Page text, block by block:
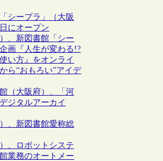
シープラ」（大阪
にオープン
、新図書館「シー
画『人生が変わる!?
い方』をオンライ
ら“おもろい”アイデ
（大阪府）、「河
ジタルアーカイ
、新図書館愛称総
、ロボットシステ
業務のオートメー